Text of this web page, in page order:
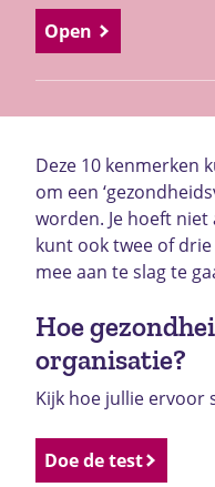
Open
Deze 10 kenmerken
om een
worden. Je hoeft niet
kunt ook twee of
mee aan te slag te
Hoe
organisatie?
Kijk hoe jullie ervoor
Doe de test